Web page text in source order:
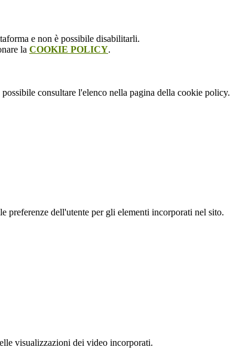
e non è possibile disabilitarli.
la COOKIE POLICY.
consultare l'elenco nella pagina della cookie policy.
preferenze dell'utente per gli elementi incorporati nel sito.
visualizzazioni dei video incorporati.